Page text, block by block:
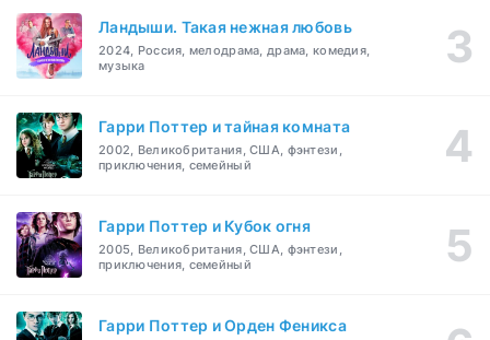
Ландыши. Такая нежная любовь
2024, Россия, мелодрама, драма, комедия,
музыка
Гарри Поттер и тайная комната
2002, Великобритания, США, фэнтези,
приключения, семейный
Гарри Поттер и Кубок огня
2005, Великобритания, США, фэнтези,
приключения, семейный
Гарри Поттер и Орден Феникса